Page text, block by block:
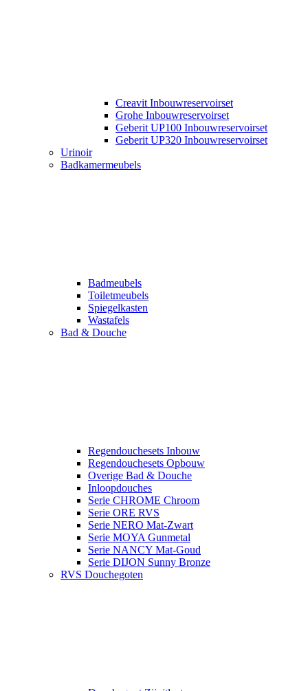
Creavit Inbouwreservoirset
Grohe Inbouwreservoirset
Geberit UP100 Inbouwreservoirset
Geberit UP320 Inbouwreservoirset
Urinoir
Badkamermeubels
Badmeubels
Toiletmeubels
Spiegelkasten
Wastafels
Bad & Douche
Regendouchesets Inbouw
Regendouchesets Opbouw
Overige Bad & Douche
Inloopdouches
Serie CHROME Chroom
Serie ORE RVS
Serie NERO Mat-Zwart
Serie MOYA Gunmetal
Serie NANCY Mat-Goud
Serie DIJON Sunny Bronze
RVS Douchegoten